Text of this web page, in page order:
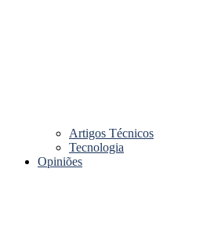
Artigos Técnicos
Tecnologia
Opiniões